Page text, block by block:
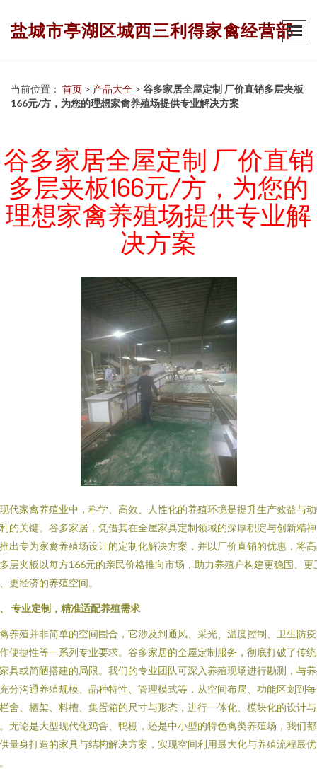
盐城市亭湖区城西三利得家禽经营部
当前位置： 首页 > 产品大全 > 谷多家居全屋定制 厂价直销多层夹板
166元/方，为您的理想家禽养殖场提供专业解决方案
谷多家居全屋定制 厂价直销
多层夹板166元/方，为您的
理想家禽养殖场提供专业解
决方案
代家禽养殖业中，科学、高效、人性化的养殖环境是提升生产效益与
的关键。谷多家居，凭借其在全屋家具定制领域的深厚积淀与创新精
出专为家禽养殖场设计的定制化解决方案，并以厂价直销的优惠，将
层夹板以每方166元的亲民价格推向市场，助力养殖户构建更稳固、更
更经济的养殖空间。
专业定制，精准适配养殖需求
养殖并非简单的空间围合，它涉及到通风、采光、温度控制、卫生防
便捷性等一系列专业要求。谷多家居的全屋定制服务，彻底打破了传
具或简陋搭建的局限。我们的专业团队可深入养殖现场进行勘测，与
分沟通养殖规模、品种特性、管理模式等，从空间布局、功能区划到
舍、栖架、料槽、集蛋箱的尺寸与形态，进行一体化、模块化的设计
无论是大型现代化鸡舍、鸭棚，还是中小型的特色禽类养殖场，我们
量身打造的家具与结构解决方案，实现空间利用最大化与养殖流程最优